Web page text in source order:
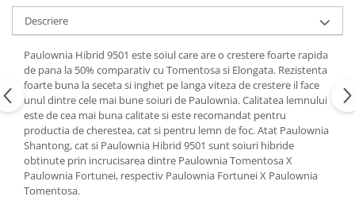
Descriere
Paulownia Hibrid 9501 este soiul care are o crestere foarte rapida
de pana la 50% comparativ cu Tomentosa si Elongata. Rezistenta
foarte buna la seceta si inghet pe langa viteza de crestere il face
unul dintre cele mai bune soiuri de Paulownia. Calitatea lemnului
este de cea mai buna calitate si este recomandat pentru
productia de cherestea, cat si pentru lemn de foc. Atat Paulownia
Shantong, cat si Paulownia Hibrid 9501 sunt soiuri hibride
obtinute prin incrucisarea dintre Paulownia Tomentosa X
Paulownia Fortunei, respectiv Paulownia Fortunei X Paulownia
Tomentosa.